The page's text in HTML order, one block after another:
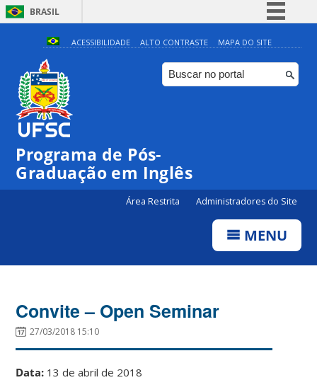
BRASIL
Simplifique!
Comunica BR
Participe
ACESSIBILIDADE ALTO CONTRASTE MAPA DO SITE
Programa de Pós-
Graduação em Inglês
Área Restrita Administradores do Site
MENU
Convite – Open Seminar
27/03/2018 15:10
Data: 13 de abril de 2018